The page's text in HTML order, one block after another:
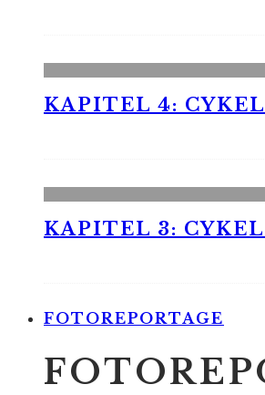
KAPITEL 4:
KAPITEL 3:
FOTOREPORTAGE